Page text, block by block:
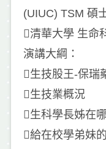
(UIUC) TSM 碩
清華大學 生命
演講大綱：
生技股王-保瑞
生技業概況
生科學長姊在
給在校學弟妹